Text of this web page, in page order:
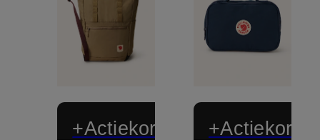
+Actiekorting